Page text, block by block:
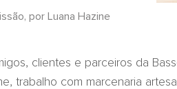
por Luana Hazine
clientes e parceiros da
trabalho com marcenaria